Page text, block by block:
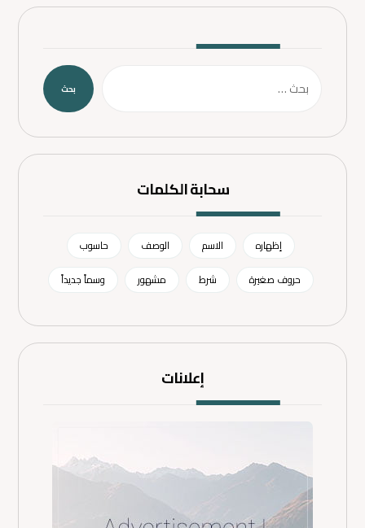
بحث
سحابة الكلمات
إظهاره الاسم الوصف
حاسوب
حروف صغيرة
شرط مشهور وسماً جديداً
إعلانات